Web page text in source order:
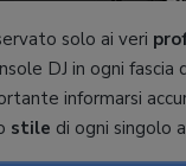
solo ai veri
DJ in ogni fascia
informarsi
stile di ogni singolo